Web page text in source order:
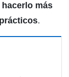
más
.